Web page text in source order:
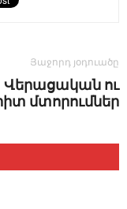
Յաջորդ յօդուածը
Վերացական ու
մտորումներ